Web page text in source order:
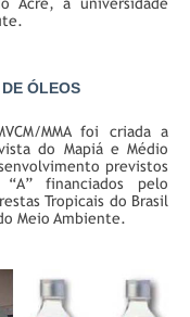
Acre, a universidade
ÓLEOS
MMA foi criada a
do Mapiá e Médio
previstos
financiados pelo
Tropicais do Brasil
Meio Ambiente.